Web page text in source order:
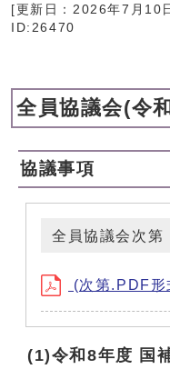
[更新日： 2026年7月10
ID:26470
全員協議会(令
協議事項
全員協議会次第
(次第.PDF
(1)令和8年度 国